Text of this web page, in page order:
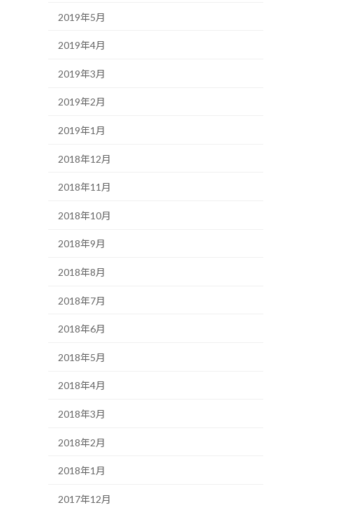
2019年5月
2019年4月
2019年3月
2019年2月
2019年1月
2018年12月
2018年11月
2018年10月
2018年9月
2018年8月
2018年7月
2018年6月
2018年5月
2018年4月
2018年3月
2018年2月
2018年1月
2017年12月